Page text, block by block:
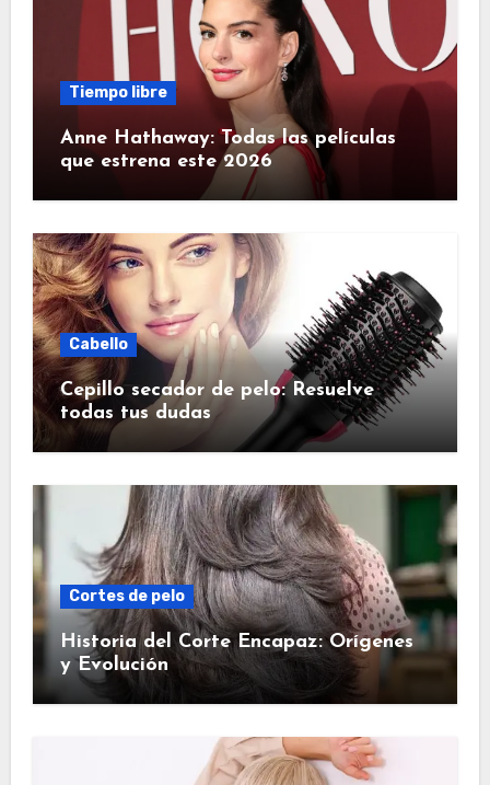
Tiempo libre
Anne Hathaway: Todas las películas
que estrena este 2026
Cabello
Cepillo secador de pelo: Resuelve
todas tus dudas
Cortes de pelo
Historia del Corte Encapaz: Orígenes
y Evolución